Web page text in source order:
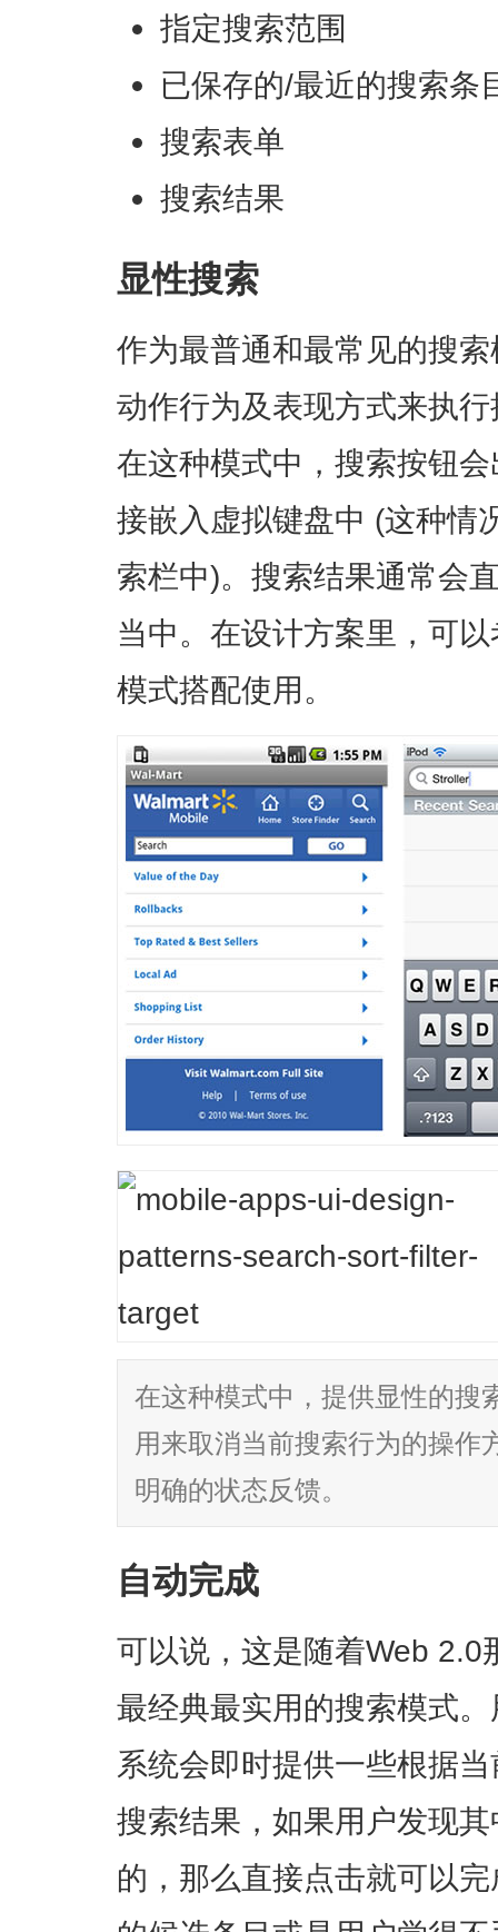
指定搜索范围
已保存的/最近的搜索条
搜索表单
搜索结果
显性搜索
作为最普通和最常见的搜
动作行为及表现方式来执
在这种模式中，搜索按钮
接嵌入虚拟键盘中 (这种情
索栏中)。搜索结果通常会
当中。在设计方案里，可
模式搭配使用。
在这种模式中，提供显性的搜
用来取消当前搜索行为的操作
明确的状态反馈。
自动完成
可以说，这是随着Web 2.0
最经典最实用的搜索模式
系统会即时提供一些根据
搜索结果，如果用户发现
的，那么直接点击就可以